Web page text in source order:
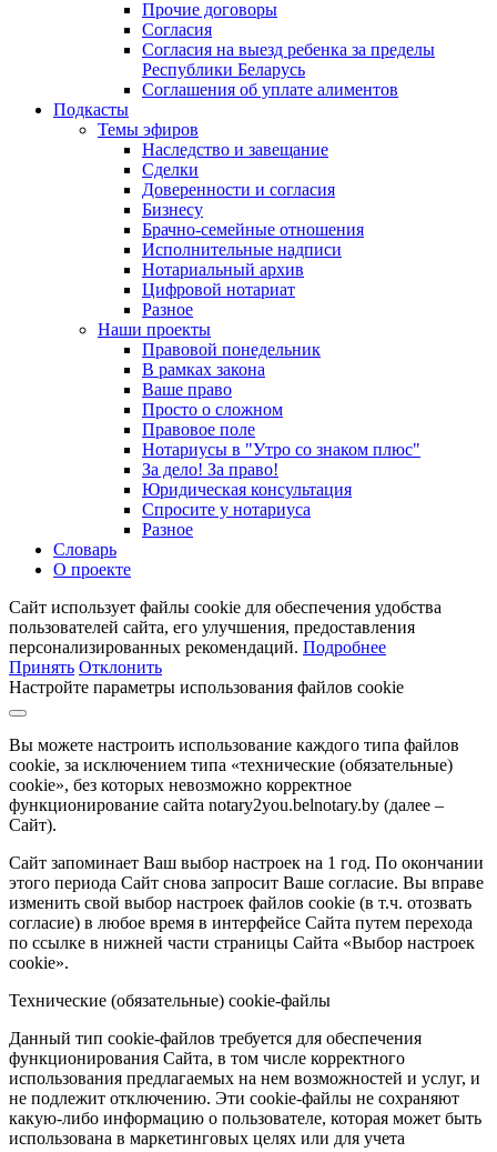
Прочие договоры
Согласия
Согласия на выезд ребенка за пределы
Республики Беларусь
Соглашения об уплате алиментов
Подкасты
Темы эфиров
Наследство и завещание
Сделки
Доверенности и согласия
Бизнесу
Брачно-семейные отношения
Исполнительные надписи
Нотариальный архив
Цифровой нотариат
Разное
Наши проекты
Правовой понедельник
В рамках закона
Ваше право
Просто о сложном
Правовое поле
Нотариусы в "Утро со знаком плюс"
За дело! За право!
Юридическая консультация
Спросите у нотариуса
Разное
Словарь
О проекте
Сайт использует файлы cookie для обеспечения удобства
пользователей сайта, его улучшения, предоставления
персонализированных рекомендаций. Подробнее
Принять Отклонить
Настройте параметры использования файлов cookie
Вы можете настроить использование каждого типа файлов
cookie, за исключением типа «технические (обязательные)
cookie», без которых невозможно корректное
функционирование сайта notary2you.belnotary.by (далее –
Сайт).
Сайт запоминает Ваш выбор настроек на 1 год. По окончании
этого периода Сайт снова запросит Ваше согласие. Вы вправе
изменить свой выбор настроек файлов cookie (в т.ч. отозвать
согласие) в любое время в интерфейсе Сайта путем перехода
по ссылке в нижней части страницы Сайта «Выбор настроек
cookie».
Технические (обязательные) cookie-файлы
Данный тип cookie-файлов требуется для обеспечения
функционирования Сайта, в том числе корректного
использования предлагаемых на нем возможностей и услуг, и
не подлежит отключению. Эти cookie-файлы не сохраняют
какую-либо информацию о пользователе, которая может быть
использована в маркетинговых целях или для учета